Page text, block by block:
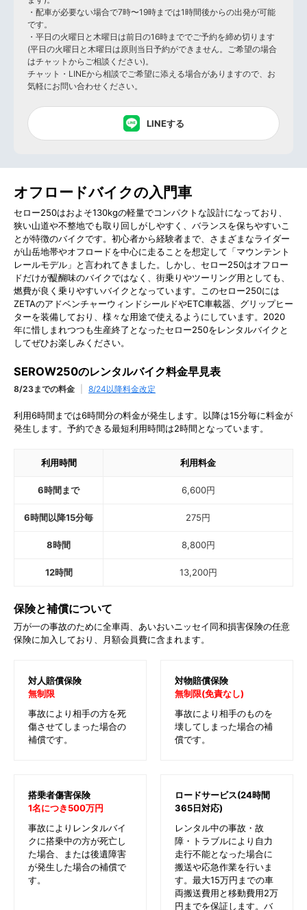
オフロードバイクの入門車
セロー250はおよそ130kgの軽量でコンパクトな設計になっており、
狭い山道や不整地でも取り回しがしやすく、バランスを保ちやすいこ
とが特徴のバイクです。初心者から経験者まで、さまざまなライダー
が山岳地帯やオフロードを中心に走ることを想定して「マウンテント
レールモデル」と言われてきました。しかし、セロー250はオフロー
ドだけが醍醐味のバイクではなく、街乗りやツーリング用としても、
燃費が良く乗りやすいバイクとなっています。このセロー250には
ZETAのアドベンチャーウィンドシールドやETC車載器、グリップヒー
ターを装備しており、様々な用途で使えるようにしています。2020
年に惜しまれつつも生産終了となったセロー250をレンタルバイクと
してぜひお楽しみください。
SEROW250のレンタルバイク料金早見表
8/23までの料金 8/24以降料金改定
利用6時間までは6時間分の料金が発生します。以降は15分毎に料金が
発生します。予約できる最短利用時間は2時間となっています。
利用時間 利用料金
6時間まで 6,600円
6時間以降15分毎 275円
8時間 8,800円
12時間 13,200円
保険と補償について
万が一の事故のために全車両、あいおいニッセイ同和損害保険の任意
保険に加入しており、月額会員費に含まれます。
対人賠償保険
無制限
事故により相手の方を死
傷させてしまった場合の
補償です。
対物賠償保険
無制限(免責なし)
事故により相手のものを
壊してしまった場合の補
償です。
搭乗者傷害保険
1名につき500万円
事故によりレンタルバイ
クに搭乗中の方が死亡し
た場合、または後遺障害
が発生した場合の補償で
す。
ロードサービス(24時間
365日対応)
レンタル中の事故・故
障・トラブルにより自力
走行不能となった場合に
搬送や応急作業を行いま
す。最大15万円までの車
両搬送費用と移動費用2万
円までを保証します。バ
・配車が必要ない場合で7時〜19時までは1時間後からの出発が可能
です。
・平日の火曜日と木曜日は前日の16時まででご予約を締め切ります
(平日の火曜日と木曜日は原則当日予約ができません。ご希望の場合
はチャットからご相談ください)。
チャット・LINEから相談でご希望に添える場合がありますので、お
気軽にお問い合わせください。
LINEする